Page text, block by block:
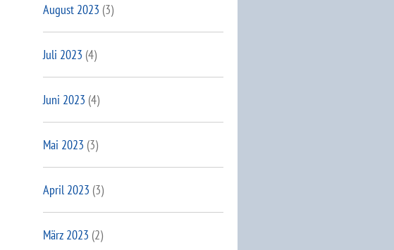
August 2023 (3)
Juli 2023 (4)
Juni 2023 (4)
Mai 2023 (3)
April 2023 (3)
März 2023 (2)